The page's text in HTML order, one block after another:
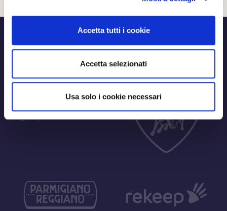
Accetta tutti i cookie
Accetta selezionati
Usa solo i cookie necessari